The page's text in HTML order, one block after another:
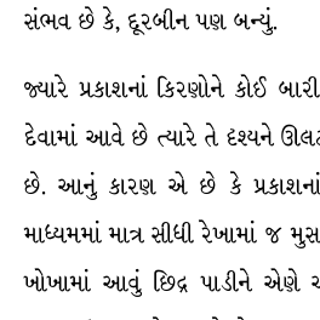
સંભવ છે કે, દૂરબીન પણ બન્યું.
જ્યારે પ્રકાશનાં કિરણોને કોઈ
દેવામાં આવે છે ત્યારે તે દૃશ્યને
છે. આનું કારણ એ છે કે
માધ્યમમાં માત્ર સીધી રેખામાં જ
ખોખામાં આવું છિદ્ર પાડીને એણે